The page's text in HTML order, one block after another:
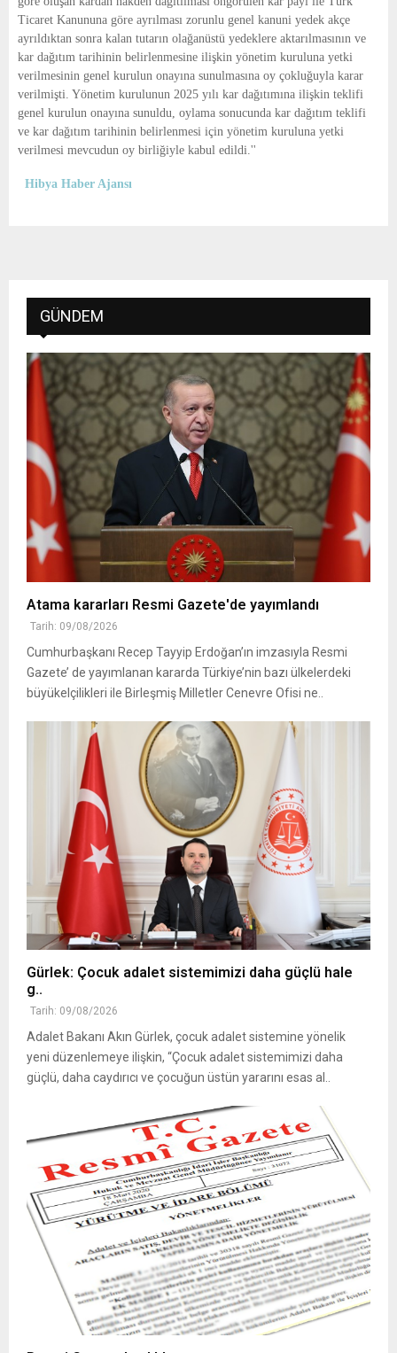
Ticaret Kanununa göre ayrılması zorunlu genel kanuni yedek akçe
ayrıldıktan sonra kalan tutarın olağanüstü yedeklere aktarılmasının ve
kar dağıtım tarihinin belirlenmesine ilişkin yönetim kuruluna yetki
verilmesinin genel kurulun onayına sunulmasına oy çokluğuyla karar
verilmişti. Yönetim kurulunun 2025 yılı kar dağıtımına ilişkin teklifi
genel kurulun onayına sunuldu, oylama sonucunda kar dağıtım teklifi
ve kar dağıtım tarihinin belirlenmesi için yönetim kuruluna yetki
verilmesi mevcudun oy birliğiyle kabul edildi.''
Hibya Haber Ajansı
GÜNDEM
Atama kararları Resmi Gazete'de yayımlandı
Tarih: 09/08/2026
Cumhurbaşkanı Recep Tayyip Erdoğan’ın imzasıyla Resmi
Gazete’ de yayımlanan kararda Türkiye’nin bazı ülkelerdeki
büyükelçilikleri ile Birleşmiş Milletler Cenevre Ofisi ne..
Gürlek: Çocuk adalet sistemimizi daha güçlü hale
g..
Tarih: 09/08/2026
Adalet Bakanı Akın Gürlek, çocuk adalet sistemine yönelik
yeni düzenlemeye ilişkin, “Çocuk adalet sistemimizi daha
güçlü, daha caydırıcı ve çocuğun üstün yararını esas al..